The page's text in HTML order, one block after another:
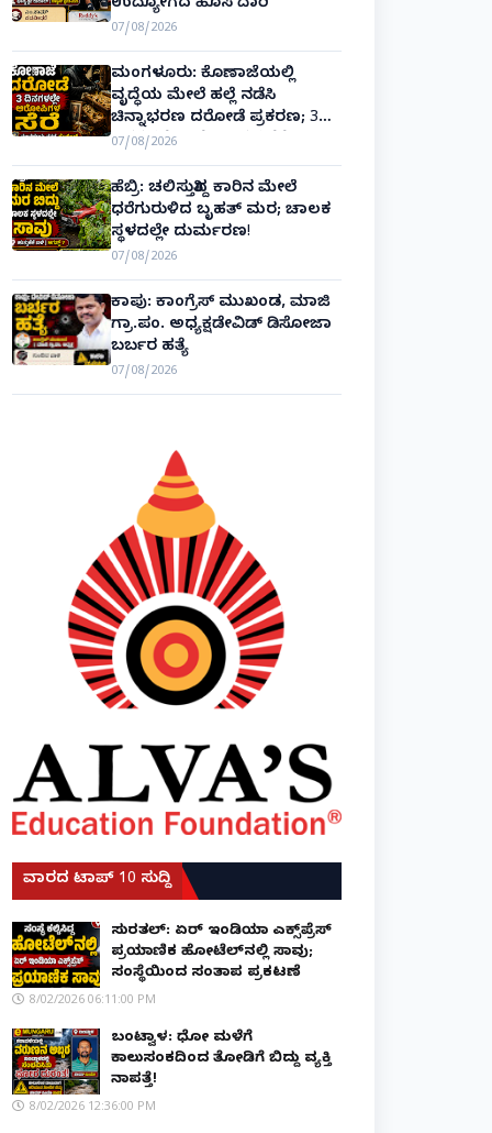
ಉದ್ಯೋಗದ ಹೊಸ ದಾರಿ
07/08/2026
ಮಂಗಳೂರು: ಕೊಣಾಜೆಯಲ್ಲಿ
ವೃದ್ಧೆಯ ಮೇಲೆ ಹಲ್ಲೆ ನಡೆಸಿ
ಚಿನ್ನಾಭರಣ ದರೋಡೆ ಪ್ರಕರಣ; 3
ದಿನಗಳಲ್ಲೇ ಆರೋಪಿಗಳ ಸೆರೆ!
07/08/2026
ಹೆಬ್ರಿ: ಚಲಿಸುತ್ತಿದ್ದ ಕಾರಿನ ಮೇಲೆ
ಧರೆಗುರುಳಿದ ಬೃಹತ್ ಮರ; ಚಾಲಕ
ಸ್ಥಳದಲ್ಲೇ ದುರ್ಮರಣ!
07/08/2026
ಕಾಪು: ಕಾಂಗ್ರೆಸ್ ಮುಖಂಡ, ಮಾಜಿ
ಗ್ರಾ.ಪಂ. ಅಧ್ಯಕ್ಷಡೇವಿಡ್ ಡಿಸೋಜಾ
ಬರ್ಬರ ಹತ್ಯೆ
07/08/2026
ವಾರದ ಟಾಪ್ 10 ಸುದ್ದಿ
ಸುರತ್ಕಲ್: ಏರ್ ಇಂಡಿಯಾ ಎಕ್ಸ್‌ಪ್ರೆಸ್
ಪ್ರಯಾಣಿಕ ಹೋಟೆಲ್‌ನಲ್ಲಿ ಸಾವು;
ಸಂಸ್ಥೆಯಿಂದ ಸಂತಾಪ ಪ್ರಕಟಣೆ
8/02/2026 06:11:00 PM
ಬಂಟ್ವಾಳ: ಧೋ ಮಳೆಗೆ
ಕಾಲುಸಂಕದಿಂದ ತೋಡಿಗೆ ಬಿದ್ದು ವ್ಯಕ್ತಿ
ನಾಪತ್ತೆ!
8/02/2026 12:36:00 PM